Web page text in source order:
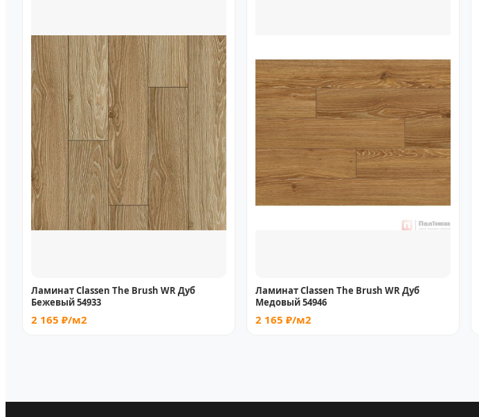
Ламинат Classen The Brush WR Дуб
Бежевый 54933
2 165 ₽/м2
Ламинат Classen The Brush WR Дуб
Медовый 54946
2 165 ₽/м2